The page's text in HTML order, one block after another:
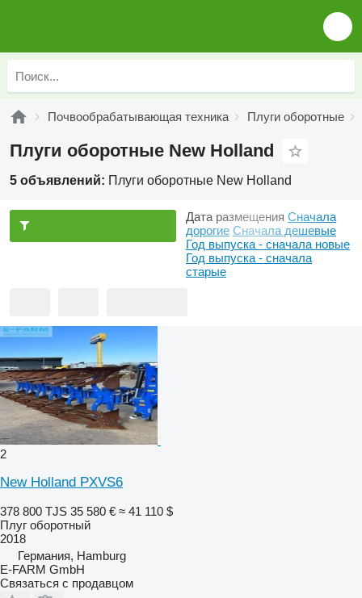
Почвообрабатывающая техника Плуги оборотные
Плуги оборотные New Holland
5 объявлений: Плуги оборотные New Holland
Дата размещения Сначала
дорогие Сначала дешевые
Год выпуска - сначала новые
Год выпуска - сначала
старые
2
New Holland PXVS6
378 800 TJS 35 580 € ≈ 41 110 $
Плуг оборотный
2018
Германия, Hamburg
E-FARM GmbH
Связаться с продавцом